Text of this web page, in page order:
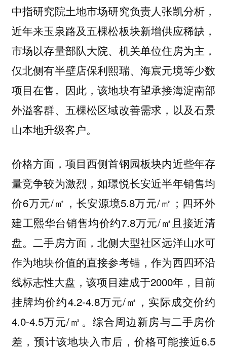
中指研究院土地市场研究负责人张凯分析，
近年来玉泉路及五棵松板块新增供应稀缺，
市场以存量部队大院、机关单位住房为主，
仅北侧有半壁店保利熙瑞、海宸元境等少数
项目在售。因此，该地块有望承接海淀南部
外溢客群、五棵松区域改善需求，以及石景
山本地升级客户。
价格方面，项目西侧首钢园板块内近些年存
量竞争较为激烈，如璟悦长安近半年销售均
价6万元/㎡，长安源境5.8万元/㎡；四环外
建工熙华台销售均价约7.8万元/㎡且接近清
盘。二手房方面，北侧大型社区远洋山水可
作为地块价值的直接参考锚，作为西四环沿
线标志性大盘，该项目建成于2000年，目前
挂牌均价约4.2-4.8万元/㎡，实际成交价约
4.0-4.5万元/㎡。综合周边新房与二手房价
差，预计该地块入市后，价格可能接近6.5